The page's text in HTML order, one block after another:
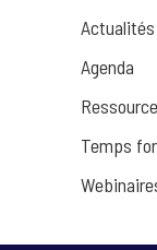
Actualités
Agenda
Temps